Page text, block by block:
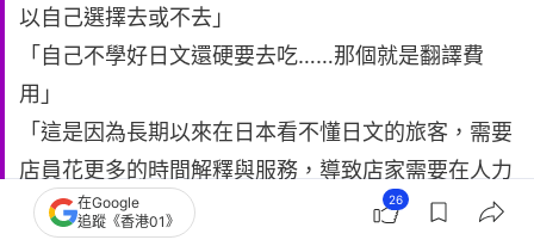
以自己選擇去或不去」
「自己不學好日文還硬要去吃……那個就是翻譯費
用」
「這是因為長期以來在日本看不懂日文的旅客，需要
店員花更多的時間解釋與服務，導致店家需要在人力
這塊花費比較多的成本去做這件事」
在Google
追蹤《香港01》
26